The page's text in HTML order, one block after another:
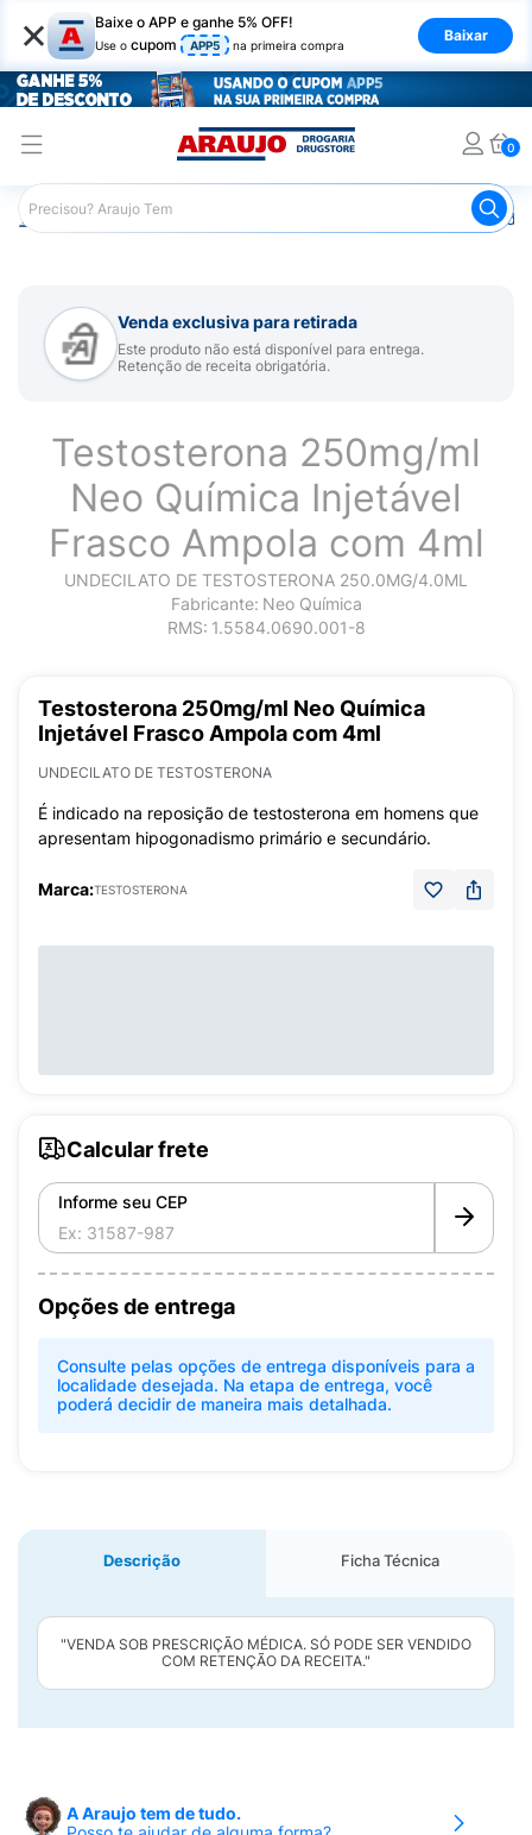
× Baixe o APP e ganhe 5% OFF!
Use o cupom APP5 na primeira compra
Baixar
0
Araujo Medicamentos
Venda exclusiva para retirada
Este produto não está disponível para entrega.
Retenção de receita obrigatória.
Testosterona 250mg/ml
Neo Química Injetável
Frasco Ampola com 4ml
UNDECILATO DE TESTOSTERONA 250.0MG/4.0ML
Fabricante: Neo Química
RMS: 1.5584.0690.001-8
Testosterona 250mg/ml Neo Química
Injetável Frasco Ampola com 4ml
UNDECILATO DE TESTOSTERONA
É indicado na reposição de testosterona em homens que
apresentam hipogonadismo primário e secundário.
Marca:TESTOSTERONA
Calcular frete
Informe seu CEP
Opções de entrega
Consulte pelas opções de entrega disponíveis para a
localidade desejada. Na etapa de entrega, você
poderá decidir de maneira mais detalhada.
Descrição Ficha Técnica
"VENDA SOB PRESCRIÇÃO MÉDICA. SÓ PODE SER VENDIDO
COM RETENÇÃO DA RECEITA."
A Araujo tem de tudo.